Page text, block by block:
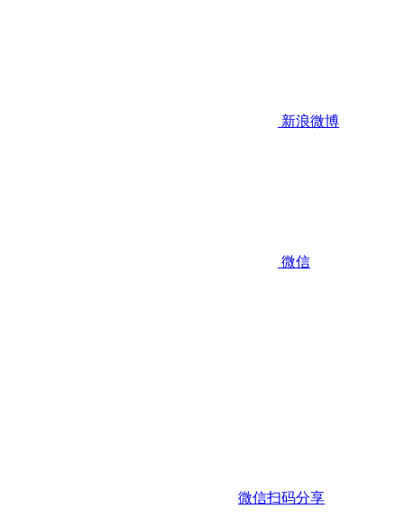
新浪微博
微信
微信扫码分享